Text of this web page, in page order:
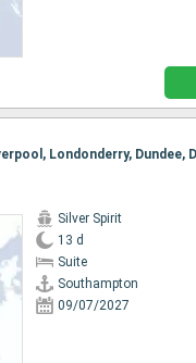
Silver Spirit
13 d
Suite
Southampton
09/07/2027